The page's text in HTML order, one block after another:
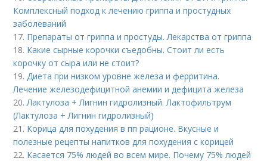
Комплексный подход к лечению гриппа и простудных
заболеваний
17. Препараты от гриппа и простуды. Лекарства от гриппа
18. Какие сырные корочки съедобны. Стоит ли есть
корочку от сыра или не стоит?
19.Диета при низком уровне железа и ферритина.
Лечение железодефицитной анемии и дефицита железа
20.Лактулоза + Лигнин гидролизный. Лактофильтрум
(Лактулоза + Лигнин гидролизный)
21. Корица для похудения в пп рационе. Вкусные и
полезные рецепты напитков для похудения с корицей
22. Касается 75% людей во всем мире. Почему 75% людей